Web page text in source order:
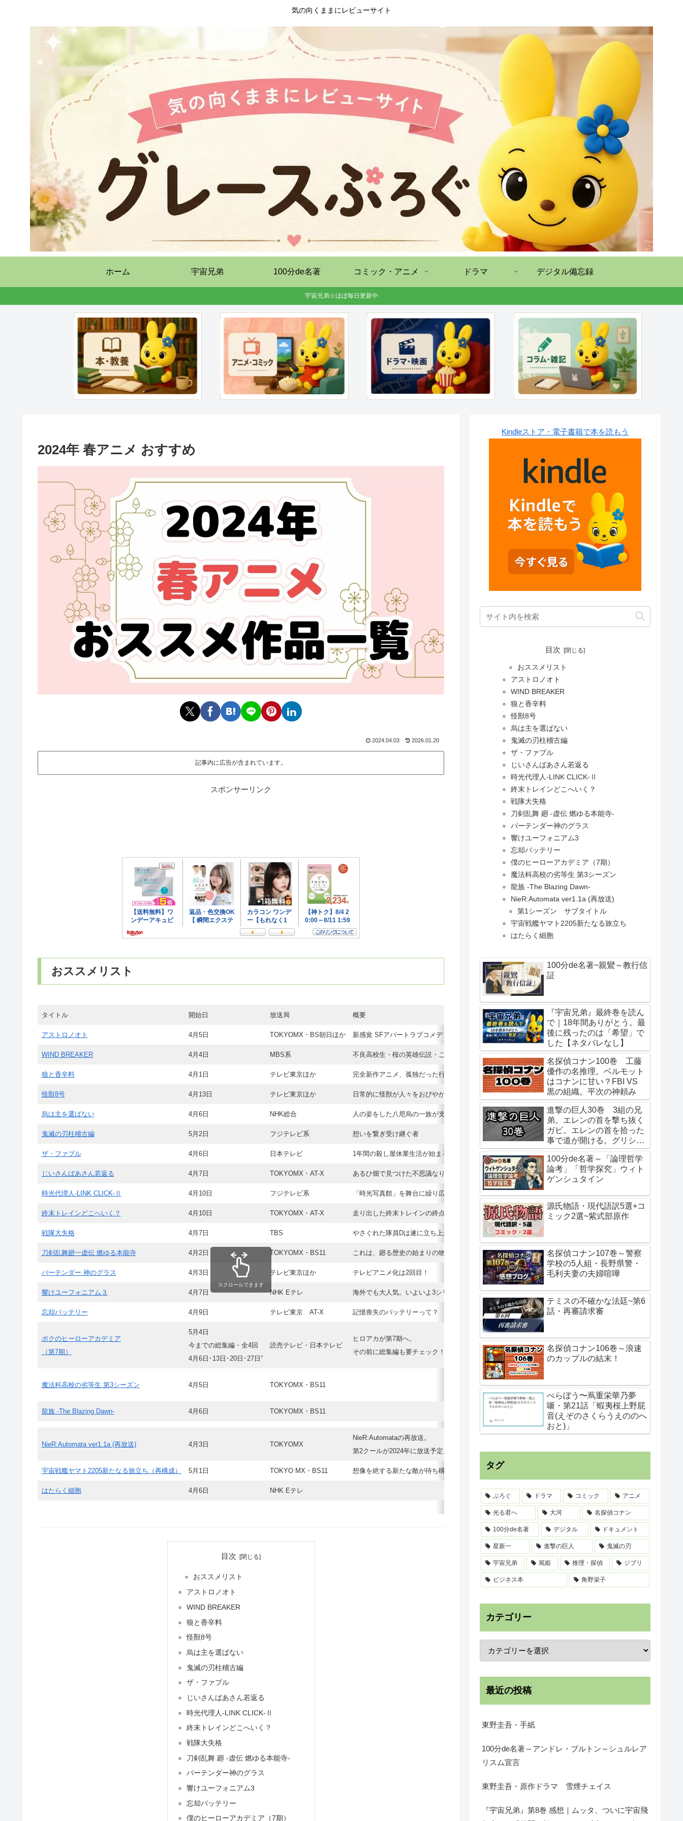
気の向くままにレビューサイト
ホーム 宇宙兄弟 100分de名著 コミック・アニメ ドラマ デジタル備忘録
宇宙兄弟☆ほぼ毎日更新中
2024年 春アニメ おすすめ
2024.04.03 2026.01.20
記事内に広告が含まれています。
スポンサーリンク
おススメリスト
タイトル 開始日 放送局 概要 読み方
アストロノオト 4月5日 TOKYOMX・BS朝日ほか 新感覚 SFアパートラブコメディ あすとろのおと
WIND BREAKER 4月4日 MBS系 不良高校生・桜の英雄伝説・ここに開幕 ウインドブレーカー
狼と香辛料 4月1日 テレビ東京ほか 完全新作アニメ、孤独だった行商人と孤独だった狼の化身を乗せた、馬車が走り始める おおかみとこうしん
怪獸8号 4月13日 テレビ東京ほか 日常的に怪獣が人々をおびやかす世界 かいじゅうはちごう
烏は主を選ばない 4月6日 NHK総合 人の姿をした八咫烏の一族が支配する世界 からすはぬしをえら
鬼滅の刃柱稽古編 5月2日 フジテレビ系 想いを繋ぎ受け継ぐ者 きめつのやいばはし
ザ・ファブル 4月6日 日本テレビ 1年間の殺し屋休業生活が始まる ざ・ふぁぶる
じいさんばあさん若返る 4月7日 TOKYOMX・AT-X あるひ畑で見つけた不思議なりんごを食べてみた2人 じいさんばあさんわ
時光代理人-LINK CLICK-Ⅱ 4月10日 フジテレビ系 「時光写真館」を舞台に繰り広げられるタイムサスペンス
終末トレインどこへいく？ 4月10日 TOKYOMX・AT-X 走り出した終末トレインの終点にはいったい何がある？ しゅうまつとれいん
戦隊大失格 4月7日 TBS やさぐれた隊員Dは遂に立ち上がる
刀剣乱舞廻一虚伝 燃ゆる本能寺 4月2日 TOKYOMX・BS11 これは、廻る歴史の始まりの物語 とうけんらんぶかい
バーテンダー 神のグラス 4月3日 テレビ東京ほか テレビアニメ化は2回目！ ばーてんだー かみの
響けユーフォニアム３ 4月7日 NHK Eテレ 海外でも大人気。いよいよ3シリーズ目。 ひびけ ゆーふぉにあ
忘却バッテリー 4月9日 テレビ東京 AT-X 記憶喪失のバッテリーって？
ボクのヒーローアカデミア
（第7期）
5月4日
今までの総集編・全4回
4月6日･13日･20日･27日”
読売テレビ・日本テレビ
ヒロアカが第7期へ。
その前に総集編も要チェック！
ぼくのひーろーあか
魔法科高校の劣等生 第3シーズン 4月5日 TOKYOMX・BS11
だいさんしーずん
龍族 -The Blazing Dawn- 4月6日 TOKYOMX・BS11 りゅうぞく
NieR:Automata ver1.1a (再放送) 4月3日 TOKYOMX
NieR:Automataの再放送。
第2クールが2024年に放送予定。
宇宙戦艦ヤマト2205新たなる旅立ち（再構成） 5月1日 TOKYO MX・BS11 想像を絶する新たな敵が待ち構えていた
はたらく細胞 4月6日 NHK Eテレ はたらくさいぼう
スクロールできます
目次
おススメリスト
アストロノオト
WIND BREAKER
狼と香辛料
怪獸8号
烏は主を選ばない
鬼滅の刃柱稽古編
ザ・ファブル
じいさんばあさん若返る
時光代理人-LINK CLICK-Ⅱ
終末トレインどこへいく？
戦隊大失格
刀剣乱舞 廻 -虚伝 燃ゆる本能寺-
バーテンダー神のグラス
響けユーフォニアム3
忘却バッテリー
僕のヒーローアカデミア（7期）
Kindleストア・電子書籍で本を読もう
目次
おススメリスト
アストロノオト
WIND BREAKER
狼と香辛料
怪獸8号
烏は主を選ばない
鬼滅の刃柱稽古編
ザ・ファブル
じいさんばあさん若返る
時光代理人-LINK CLICK-Ⅱ
終末トレインどこへいく？
戦隊大失格
刀剣乱舞 廻 -虚伝 燃ゆる本能寺-
バーテンダー神のグラス
響けユーフォニアム3
忘却バッテリー
僕のヒーローアカデミア（7期）
魔法科高校の劣等生 第3シーズン
龍族 -The Blazing Dawn-
NieR:Automata ver1.1a (再放送)
第1シーズン サブタイトル
宇宙戦艦ヤマト2205新たなる旅立ち
はたらく細胞
100分de名著~親鸞～教行信
証
『宇宙兄弟』最終巻を読ん
で｜18年間ありがとう。最
後に残ったのは「希望」で
した【ネタバレなし】
名探偵コナン100巻 工藤
優作の名推理。ベルモット
はコナンに甘い？FBI VS
黒の組織。平次の神頼み
進撃の巨人30巻 3組の兄
弟。エレンの首を撃ち抜く
ガビ。エレンの首を拾った
事で道が開ける。グリシャ
の行動はエレンの指示。始
祖ユミルの巨人化は虫との
接触？二千年前からユミル
が待っていたもの。
100分de名著～「論理哲学
論考」「哲学探究」ウィト
ゲンシュタイン
源氏物語・現代語訳5選+コ
ミック2選~紫式部原作
名探偵コナン107巻～警察
学校の5人組・長野県警・
毛利夫妻の夫婦喧嘩
テミスの不確かな法廷~第6
話・再審請求審
名探偵コナン106巻～浪速
のカップルの結末！
べらぼう〜蔦重栄華乃夢
噺・第21話「蝦夷桜上野屁
音(えぞのさくらうえののへ
おと)」
タグ
ぶろぐ ドラマ コミック アニメ
光る君へ 大河 名探偵コナン
100分de名著 デジタル ドキュメント
星新一 進撃の巨人 鬼滅の刃
宇宙兄弟 篤姫 推理・探偵 ジブリ
ビジネス本 角野栄子
カテゴリー
最近の投稿
東野圭吾・手紙
100分de名著～アンドレ・ブルトン～シュルレア
リスム宣言
東野圭吾・原作ドラマ 雪煙チェイス
『宇宙兄弟』第8巻 感想｜ムッタ、ついに宇宙飛